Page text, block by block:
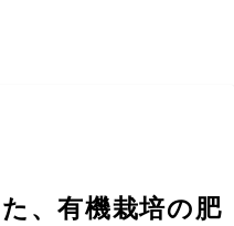
、有機栽培の肥